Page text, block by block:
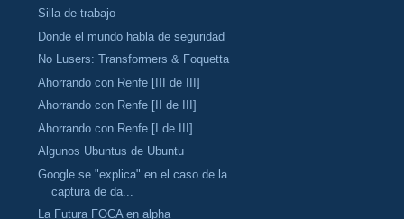
Silla de trabajo
Donde el mundo habla de seguridad
No Lusers: Transformers & Foquetta
Ahorrando con Renfe [III de III]
Ahorrando con Renfe [II de III]
Ahorrando con Renfe [I de III]
Algunos Ubuntus de Ubuntu
Google se "explica" en el caso de la
captura de da...
La Futura FOCA en alpha